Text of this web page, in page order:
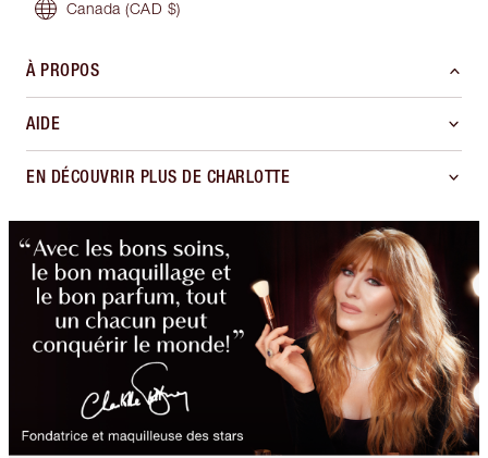
Canada (CAD $)
À PROPOS
AIDE
EN DÉCOUVRIR PLUS DE CHARLOTTE